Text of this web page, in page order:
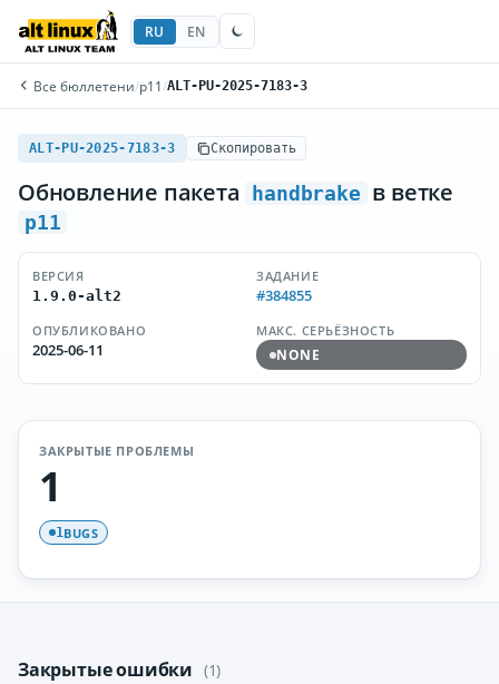
RU EN
Все бюллетени/p11 /ALT-PU-2025-7183-3
ALT-PU-2025-7183-3 Скопировать
Обновление пакета handbrake в ветке
p11
ВЕРСИЯ
1.9.0-alt2
ЗАДАНИЕ
#384855
ОПУБЛИКОВАНО
2025-06-11
МАКС. СЕРЬЁЗНОСТЬ
NONE
ЗАКРЫТЫЕ ПРОБЛЕМЫ
1
1BUGS
Закрытые ошибки (1)